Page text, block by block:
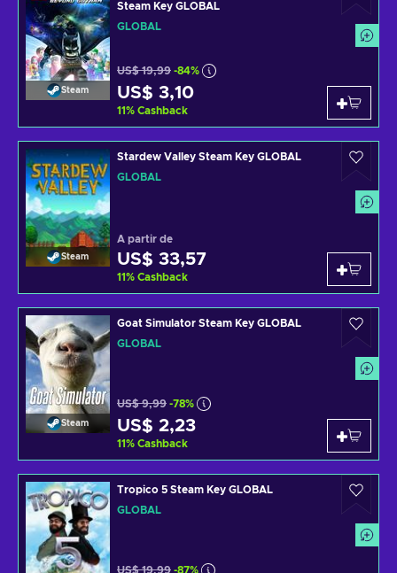
Steam
Steam Key GLOBAL
GLOBAL
US$ 19,99 -84%
US$ 3,10
11% Cashback
Steam
Stardew Valley Steam Key GLOBAL
GLOBAL
A partir de
US$ 33,57
11% Cashback
Steam
Goat Simulator Steam Key GLOBAL
GLOBAL
US$ 9,99 -78%
US$ 2,23
11% Cashback
Tropico 5 Steam Key GLOBAL
GLOBAL
US$ 19,99 -87%